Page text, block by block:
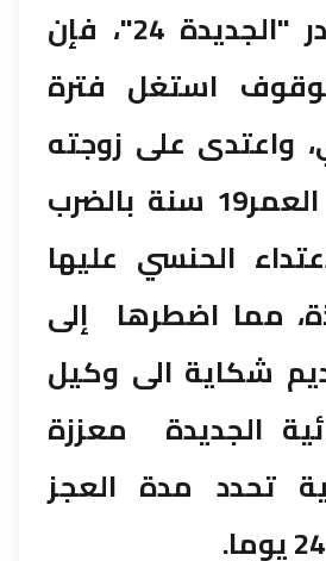
وحسب مصادر "الجديدة 24"، فإن
استغل فترة
واعتدى على زوجته
البالغة من العمر19 سنة بالضرب
الحنسي عليها
مما اضطرها إلى
شكاية الى وكيل
الجديدة معززة
تحدد مدة العجز